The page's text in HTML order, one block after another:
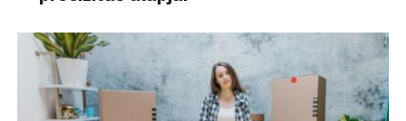
megnőhet, ezért induljunk el hamarabb,
hogy ne kelljen sietni.
Zéró tolerancia másnap is: Az ünnepi
koccintások után nem elég aludni
egyet. A szervezetnek hosszú órákra,